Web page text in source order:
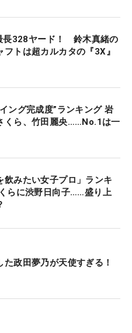
長328ヤード！ 鈴木真緒の
フトは超カルカタの『3X』
ング完成度”ランキング 岩
くら、竹田麗央……No.1は一
飲みたい女子プロ」ランキ
らに渋野日向子……盛り上
た政田夢乃が天使すぎる！